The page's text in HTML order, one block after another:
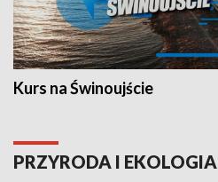
Kurs na Świnoujście
PRZYRODA I EKOLOGIA